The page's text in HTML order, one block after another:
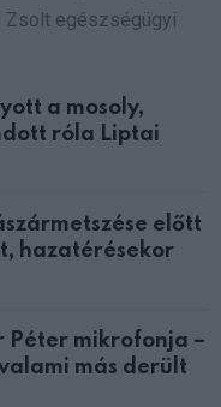
Zsolt egészségügyi
a mosoly,
róla Liptai
előtt
hazatérésekor
Péter mikrofonja –
más derült